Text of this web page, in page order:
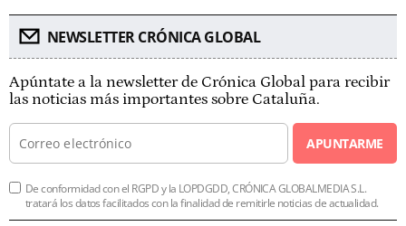
NEWSLETTER CRÓNICA GLOBAL
Apúntate a la newsletter de Crónica Global para recibir
las noticias más importantes sobre Cataluña.
APUNTARME
De conformidad con el RGPD y la LOPDGDD, CRÓNICA GLOBALMEDIA S.L.
tratará los datos facilitados con la finalidad de remitirle noticias de actualidad.